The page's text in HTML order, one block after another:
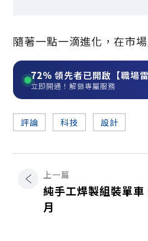
隨著一點一滴進化，在市
72% 領先者已開啟【職場雷
立即開通！解鎖專屬服務
評論 科技 設計
上一篇
純手工焊製組裝單
月